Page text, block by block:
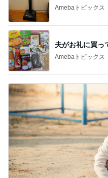
Amebaトピックス
夫がお礼に買っ
Amebaトピックス